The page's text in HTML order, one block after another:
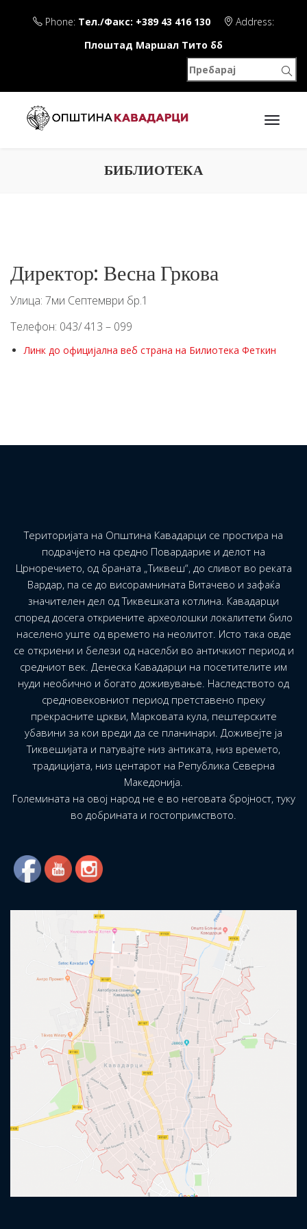
Phone: Тел./Факс: +389 43 416 130
Address:
Плоштад Маршал Тито бб
БИБЛИОТЕКА
Директор: Весна Гркова
Улица: 7ми Септември бр.1
Телефон: 043/ 413 – 099
Линк до официјална веб страна на Билиотека Феткин
Територијата на Општина Кавадарци се простира на
подрачјето на средно Повардарие и делот на
Црноречието, од браната „Тиквеш“, до сливот во реката
Вардар, па се до висорамнината Витачево и зафаќа
значителен дел од Тиквешката котлина. Кавадарци
според досега откриените археолошки локалитети било
населено уште од времето на неолитот. Исто така овде
се откриени и белези од населби во античкиот период и
средниот век. Денеска Кавадарци на посетителите им
нуди необично и богато доживување. Наследството од
средновековниот период претставено преку
прекрасните цркви, Марковата кула, пештерските
убавини за кои вреди да се планинари. Доживејте ја
Тиквешијата и патувајте низ антиката, низ времето,
традицијата, низ центарот на Република Северна
Македонија.
Големината на овој народ не е во неговата бројност, туку
во добрината и гостопримството.